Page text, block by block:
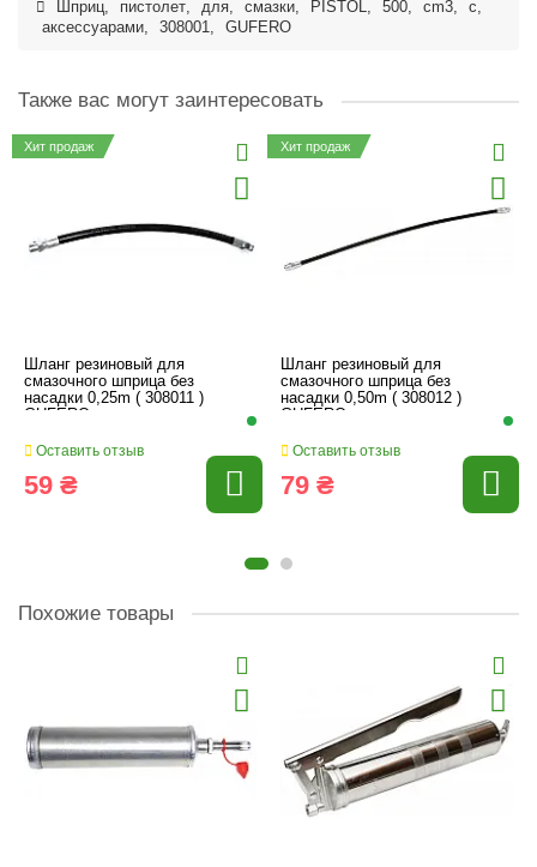
Шприц, пистолет, для, смазки, PISTOL, 500, cm3, с,
аксессуарами, 308001, GUFERO
Также вас могут заинтересовать
Хит продаж
Шланг резиновый для
смазочного шприца без
насадки 0,25m ( 308011 )
GUFERO
Оставить отзыв
59 ₴
Хит продаж
Шланг резиновый для
смазочного шприца без
насадки 0,50m ( 308012 )
GUFERO
Оставить отзыв
79 ₴
Похожие товары